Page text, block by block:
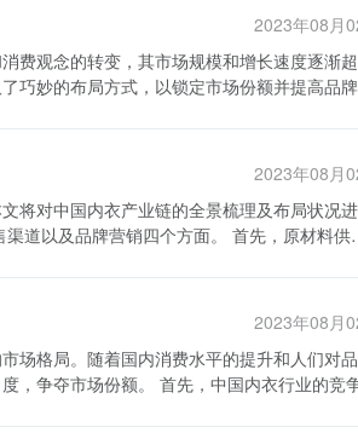
额和消费趋势等方面的数据。 综上所述，
，制定合理的发展策略，实现可持续发展。
猛发展，给内衣行业带来了巨大的商机。消
。同时，电商平台也为一些新兴品牌提供了机
模特则是内衣的展示者，通过展示内衣的穿
态、消费者需求等方面的报告和分析结果，
推动了整个产业链的快速发展。随着消费者
来更大的发展空间。
体等渠道来提升品牌知名度。同时，建立良
设和拓
衣企业需要优化自己的官方网站和线上销售渠
时解决消费者的问题和投诉，增强用户满意
解目标市场的需求和潜在机会；同时，可以
2023年08月
费观念的转变，其市场规模和增长速度逐渐
巧妙的布局方式，以锁定市场份额并提高品
支架结构，既保持了舒适性，又具有良好的支
业注重渠道
，他们通过建设自己的官方商城和与电商平
知名百货公司合作，通过专卖店、专柜等方式
的关注。此外，他们还积极参与内衣展览会
和互动。这种品牌推广的策略不仅提升了企业
键因素之一，与之相匹配的是产品质量的稳
2023年08月
将对中国内衣产业链的全景梳理及布局状况
水平不断提升，生产设备不断更新，产能不
等地，这些地区聚集了大量的内衣生产企业
品牌都在电商平台开设了自己的线上店铺，
2023年08月
场格局。随着国内消费水平的提升和人们对
中国内衣行业的竞争状